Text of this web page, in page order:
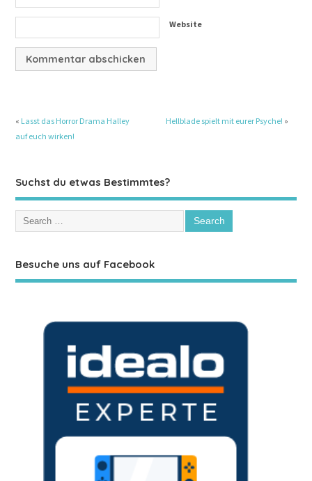
Website
« Lasst das Horror Drama Halley
auf euch wirken!
Hellblade spielt mit eurer Psyche! »
Suchst du etwas Bestimmtes?
Besuche uns auf Facebook